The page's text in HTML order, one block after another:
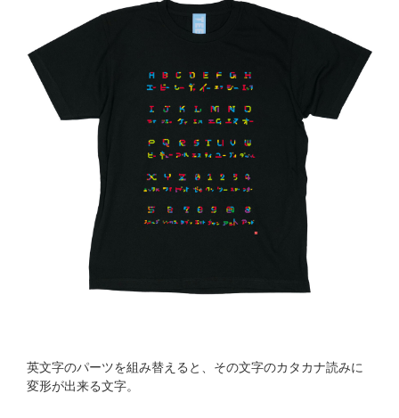
英文字のパーツを組み替えると、その文字のカタカナ読みに
変形が出来る文字。